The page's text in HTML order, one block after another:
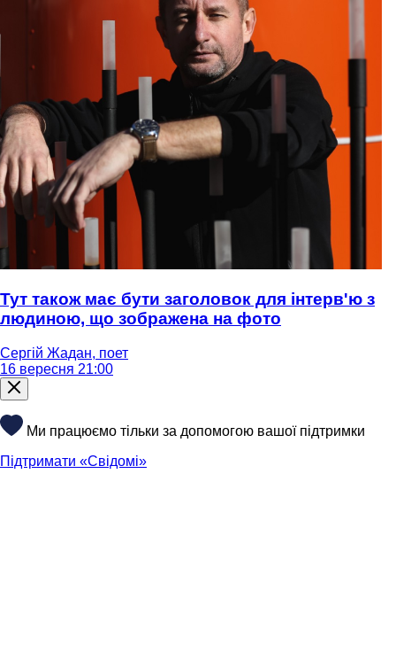
Тут також має бути заголовок для інтерв'ю з
людиною, що зображена на фото
Сергій Жадан, поет
16 вересня 21:00
Ми працюємо тільки за допомогою вашої підтримки
Підтримати «Свідомі»